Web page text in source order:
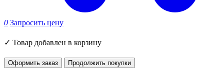
0 Запросить цену
✓ Товар добавлен в корзину
Оформить заказ Продолжить покупки